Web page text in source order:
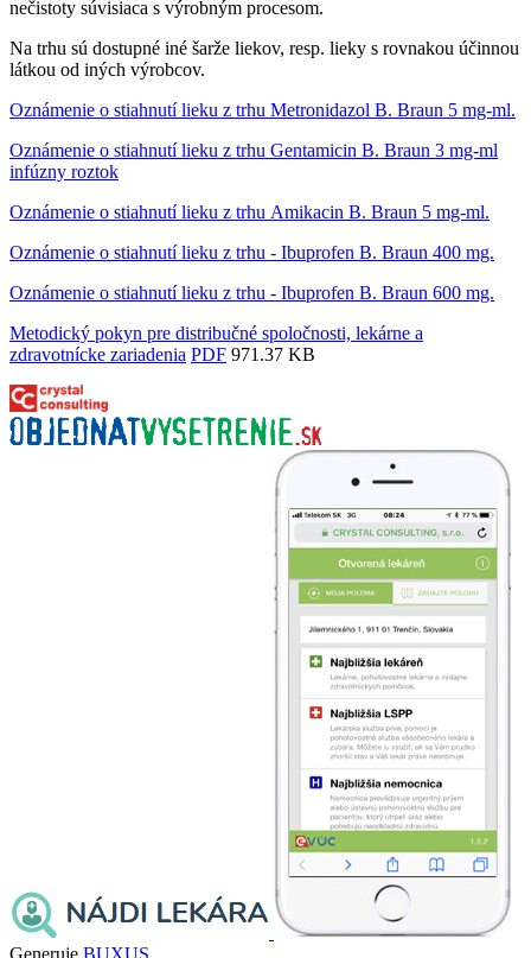
nečistoty súvisiaca s výrobným procesom.
Na trhu sú dostupné iné šarže liekov, resp. lieky s rovnakou účinnou
látkou od iných výrobcov.
Oznámenie o stiahnutí lieku z trhu Metronidazol B. Braun 5 mg-ml.
Oznámenie o stiahnutí lieku z trhu Gentamicin B. Braun 3 mg-ml
infúzny roztok
Oznámenie o stiahnutí lieku z trhu Amikacin B. Braun 5 mg-ml.
Oznámenie o stiahnutí lieku z trhu - Ibuprofen B. Braun 400 mg.
Oznámenie o stiahnutí lieku z trhu - Ibuprofen B. Braun 600 mg.
Metodický pokyn pre distribučné spoločnosti, lekárne a
zdravotnícke zariadenia PDF 971.37 KB